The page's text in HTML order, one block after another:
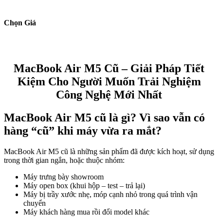
Chọn Giá
MacBook Air M5 Cũ – Giải Pháp Tiết
Kiệm Cho Người Muốn Trải Nghiệm
Công Nghệ Mới Nhất
MacBook Air M5 cũ là gì? Vì sao vẫn có
hàng “cũ” khi máy vừa ra mắt?
MacBook Air M5 cũ là những sản phẩm đã được kích hoạt, sử dụng
trong thời gian ngắn, hoặc thuộc nhóm:
Máy trưng bày showroom
Máy open box (khui hộp – test – trả lại)
Máy bị trầy xước nhẹ, móp cạnh nhỏ trong quá trình vận
chuyển
Máy khách hàng mua rồi đổi model khác